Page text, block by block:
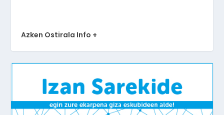
Azken Ostirala Info +